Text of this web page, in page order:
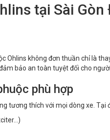
tại Sài
Ohlins không đơn thuần chỉ là
bảo an toàn tuyệt đối cho
phù hợp
tương thích với mọi dòng xe.